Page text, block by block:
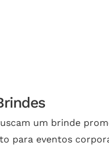
um brinde
para eventos